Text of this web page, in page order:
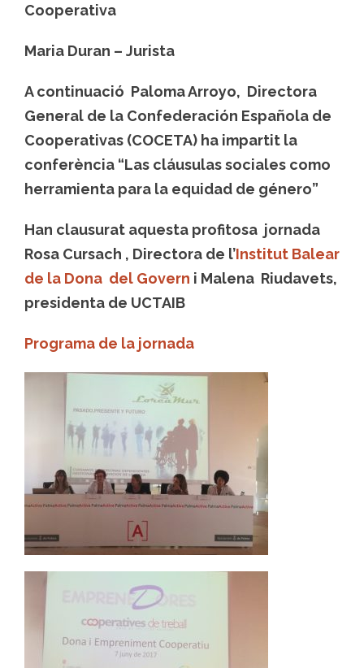
Cooperativa
Maria Duran – Jurista
A continuació Paloma Arroyo, Directora
General de la Confederación Española de
Cooperativas (COCETA) ha impartit la
conferència “Las cláusulas sociales como
herramienta para la equidad de género”
Han clausurat aquesta profitosa jornada
Rosa Cursach , Directora de l’Institut Balear
de la Dona del Govern i Malena Riudavets,
presidenta de UCTAIB
Programa de la jornada